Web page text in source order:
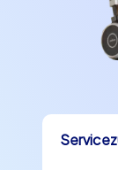
Einbindung
nachhaltig
Teambuilding